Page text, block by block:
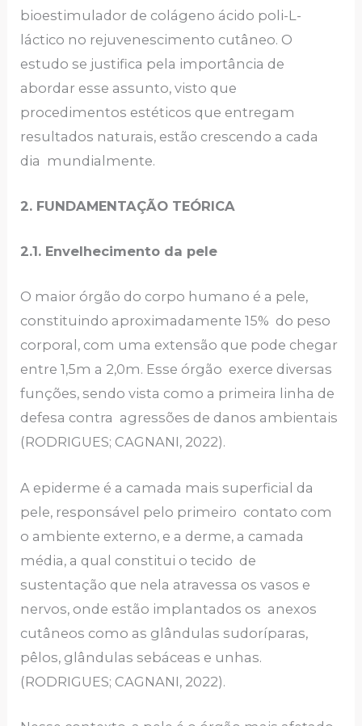
bioestimulador de colágeno ácido poli-L-
láctico no rejuvenescimento cutâneo. O
estudo se justifica pela importância de
abordar esse assunto, visto que
procedimentos estéticos que entregam
resultados naturais, estão crescendo a cada
dia mundialmente.
2. FUNDAMENTAÇÃO TEÓRICA
2.1. Envelhecimento da pele
O maior órgão do corpo humano é a pele,
constituindo aproximadamente 15% do peso
corporal, com uma extensão que pode chegar
entre 1,5m a 2,0m. Esse órgão exerce diversas
funções, sendo vista como a primeira linha de
defesa contra agressões de danos ambientais
(RODRIGUES; CAGNANI, 2022).
A epiderme é a camada mais superficial da
pele, responsável pelo primeiro contato com
o ambiente externo, e a derme, a camada
média, a qual constitui o tecido de
sustentação que nela atravessa os vasos e
nervos, onde estão implantados os anexos
cutâneos como as glândulas sudoríparas,
pêlos, glândulas sebáceas e unhas.
(RODRIGUES; CAGNANI, 2022).